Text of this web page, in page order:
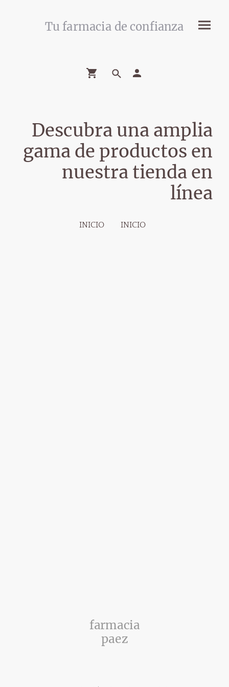
Tu farmacia de confianza
Descubra una amplia
gama de productos en
nuestra tienda en
línea
INICIO INICIO
farmacia
paez